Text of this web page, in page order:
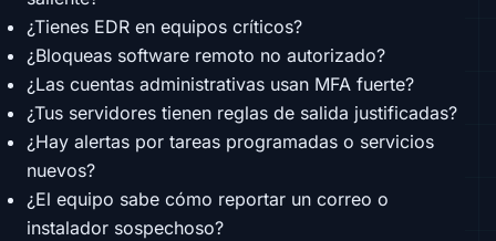
¿Tienes EDR en equipos críticos?
¿Bloqueas software remoto no autorizado?
¿Las cuentas administrativas usan MFA fuerte?
¿Tus servidores tienen reglas de salida justificadas?
¿Hay alertas por tareas programadas o servicios
nuevos?
¿El equipo sabe cómo reportar un correo o
instalador sospechoso?